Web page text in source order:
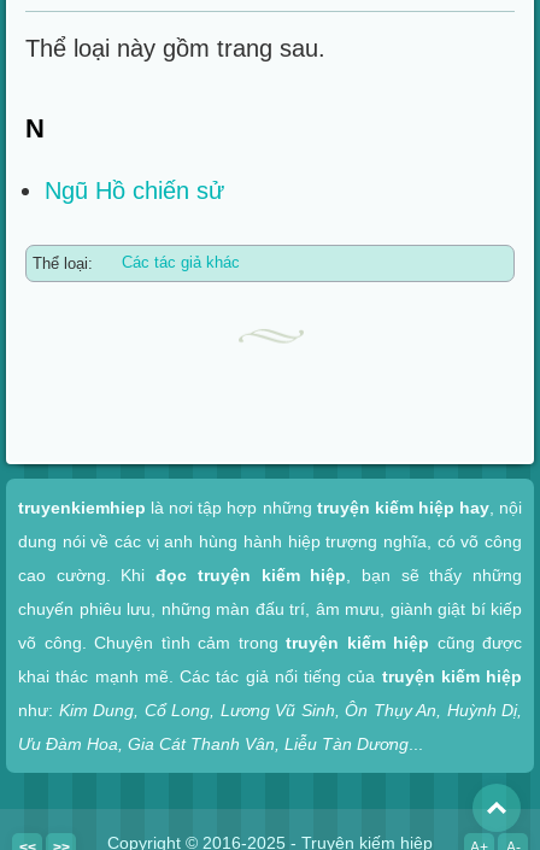
Thể loại này gồm trang sau.
N
Ngũ Hồ chiến sử
Thể loại: Các tác giả khác
truyenkiemhiep là nơi tập hợp những truyện kiếm hiệp hay, nội
dung nói về các vị anh hùng hành hiệp trượng nghĩa, có võ công
cao cường. Khiđọc truyện kiếm hiệp , bạn sẽ thấy những
chuyến phiêu lưu, những màn đấu trí, âm mưu, giành giật bí kiếp
võ công. Chuyện tình cảm trong truyện kiếm hiệp cũng được
khai thác mạnh mẽ. Các tác giả nổi tiếng của truyện kiếm hiệp
như: Kim Dung, Cổ Long, Lương Vũ Sinh, Ôn Thụy An, Huỳnh Dị,
Ưu Đàm Hoa, Gia Cát Thanh Vân, Liễu Tàn Dương
Copyright © 2016-2025 - Truyện kiếm hiệp